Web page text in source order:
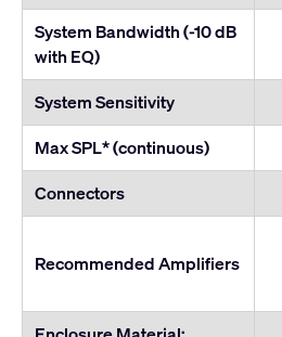
System Bandwidth (-10 dB
with EQ)
System Sensitivity
Max SPL* (continuous)
Connectors
Recommended Amplifiers